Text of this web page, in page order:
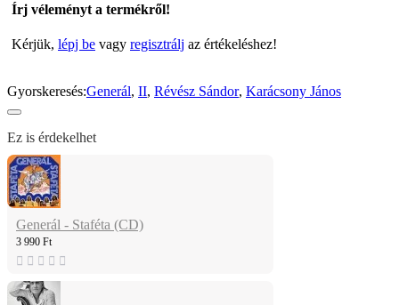
Írj véleményt a termékről!
Kérjük, lépj be vagy regisztrálj az értékeléshez!
Gyorskeresés:Generál, II, Révész Sándor, Karácsony János
Ez is érdekelhet
Generál - Staféta (CD)
3 990 Ft